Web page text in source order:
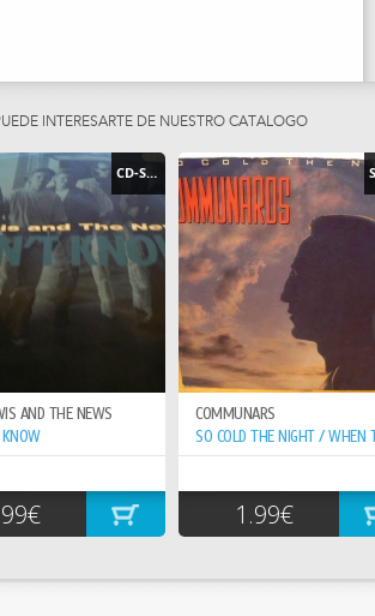
INTERESARTE DE NUESTRO CATÁLOGO
CD-SINGLE
AND THE NEWS
KNOW
COMMUNARS
1.99€